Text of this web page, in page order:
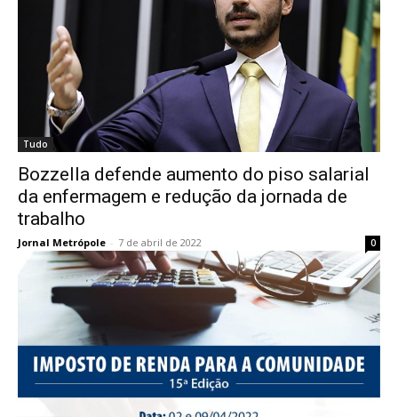
Tudo
Bozzella defende aumento do piso salarial
da enfermagem e redução da jornada de
trabalho
Jornal Metrópole - 7 de abril de 2022 0